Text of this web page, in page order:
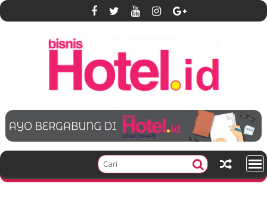
S
k
e
t